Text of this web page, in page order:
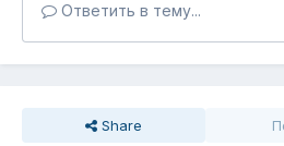
Ответить в тему...
Share